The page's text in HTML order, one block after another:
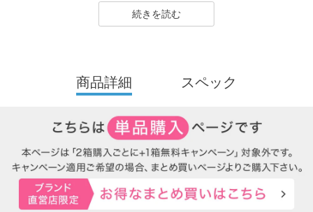
candy magic 1day（キャンディーマジック ワンデー）は2007年
今っぽく瞳を引き立てる
ナチュラル系・ハーフ系・盛り系までバリエーション豊富に揃え
ました。
2021年にはブルーライトカット機能・UVカット機能付きの
ハイスペックレンズへとリニューアル！
更に2025年にはブルーライトカット機能が独自の新技術で、より
商品詳細 スペック